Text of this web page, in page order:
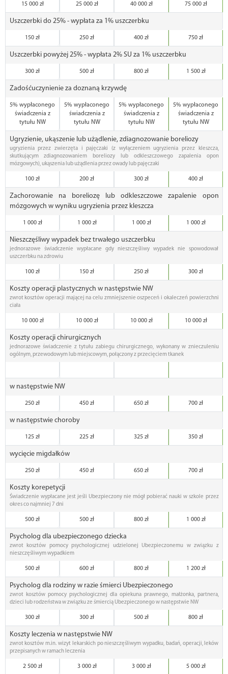
15 000 zł 25 000 zł 40 000 zł 75 000 zł
Uszczerbki do 25% - wypłata za 1% uszczerbku
150 zł 250 zł 400 zł 750 zł
Uszczerbki powyżej 25% - wypłata 2% SU za 1% uszczerbku
300 zł 500 zł 800 zł 1 500 zł
Zadośćuczynienie za doznaną krzywdę
5% wypłaconego
świadczenia z
tytułu NW
5% wypłaconego
świadczenia z
tytułu NW
5% wypłaconego
świadczenia z
tytułu NW
5% wypłaconego
świadczenia z
tytułu NW
Ugryzienie, ukąszenie lub użądlenie, zdiagnozowanie boreliozy
ugryzienia przez zwierzęta i pajęczaki (z wyłączeniem ugryzienia przez kleszcza,
skutkującym zdiagnozowaniem boreliozy lub odkleszczowego zapalenia opon
mózgowych), ukąszenia lub użądlenia przez owady lub pajęczaki
100 zł 200 zł 300 zł 400 zł
Zachorowanie na boreliozę lub odkleszczowe zapalenie opon
mózgowych w wyniku ugryzienia przez kleszcza
1 000 zł 1 000 zł 1 000 zł 1 000 zł
Nieszczęśliwy wypadek bez trwałego uszczerbku
jednorazowe świadczenie wypłacane gdy nieszczęśliwy wypadek nie spowodował
uszczerbku na zdrowiu
100 zł 150 zł 250 zł 300 zł
Koszty operacji plastycznych w następstwie NW
zwrot kosztów operacji mającej na celu zmniejszenie oszpeceń i okaleczeń powierzchni
ciała
10 000 zł 10 000 zł 10 000 zł 10 000 zł
Koszty operacji chirurgicznych
jednorazowe świadczenie z tytułu zabiegu chirurgicznego, wykonany w znieczuleniu
ogólnym, przewodowym lub miejscowym, połączony z przecięciem tkanek
w następstwie NW
250 zł 450 zł 650 zł 700 zł
w następstwie choroby
125 zł 225 zł 325 zł 350 zł
wycięcie migdałków
250 zł 450 zł 650 zł 700 zł
Koszty korepetycji
Świadczenie wypłacane jest jeśli Ubezpieczony nie mógł pobierać nauki w szkole przez
okres co najmniej 7 dni
500 zł 500 zł 800 zł 1 000 zł
Psycholog dla ubezpieczonego dziecka
zwrot kosztów pomocy psychologicznej udzielonej Ubezpieczonemu w związku z
nieszczęśliwym wypadkiem
500 zł 600 zł 800 zł 1 200 zł
Psycholog dla rodziny w razie śmierci Ubezpieczonego
zwrot kosztów pomocy psychologicznej dla opiekuna prawnego, małżonka, partnera,
dzieci lub rodzeństwa w związku ze śmiercią Ubezpieczonego w następstwie NW
300 zł 300 zł 500 zł 800 zł
Koszty leczenia w następstwie NW
zwrot kosztów m.in. wizyt lekarskich po nieszczęśliwym wypadku, badań, operacji, leków
przepisanych w ramach leczenia
2 500 zł 3 000 zł 3 000 zł 5 000 zł